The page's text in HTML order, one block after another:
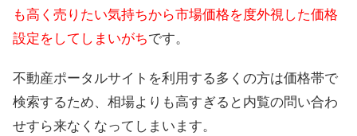
も高く売りたい気持ちから市場価格を度外視した価格
設定をしてしまいがちです。
不動産ポータルサイトを利用する多くの方は価格帯で
検索するため、相場よりも高すぎると内覧の問い合わ
せすら来なくなってしまいます。